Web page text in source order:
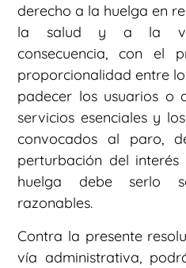
derecho a la huelga en
la salud y a la
consecuencia, con el
proporcionalidad entre
padecer los usuarios o
servicios esenciales y
convocados al paro,
perturbación del
huelga debe serlo
razonables.
Contra la presente
vía administrativa,